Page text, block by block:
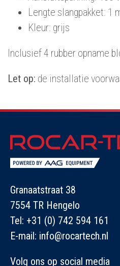
Lengte slangpakket: 1
Kleur: grijs
Inclusief 4 rubber opname
Let op: de installatie
Granaatstraat 38
7554 TR Hengelo
Tel: +31 (0) 742 594 161
E-mail: info@rocartech.nl
Volg ons op social media